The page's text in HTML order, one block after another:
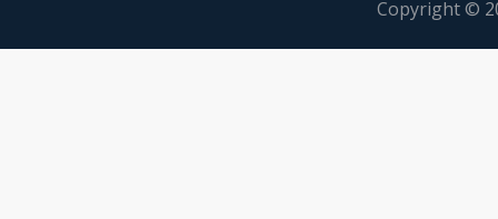
Copyright ©